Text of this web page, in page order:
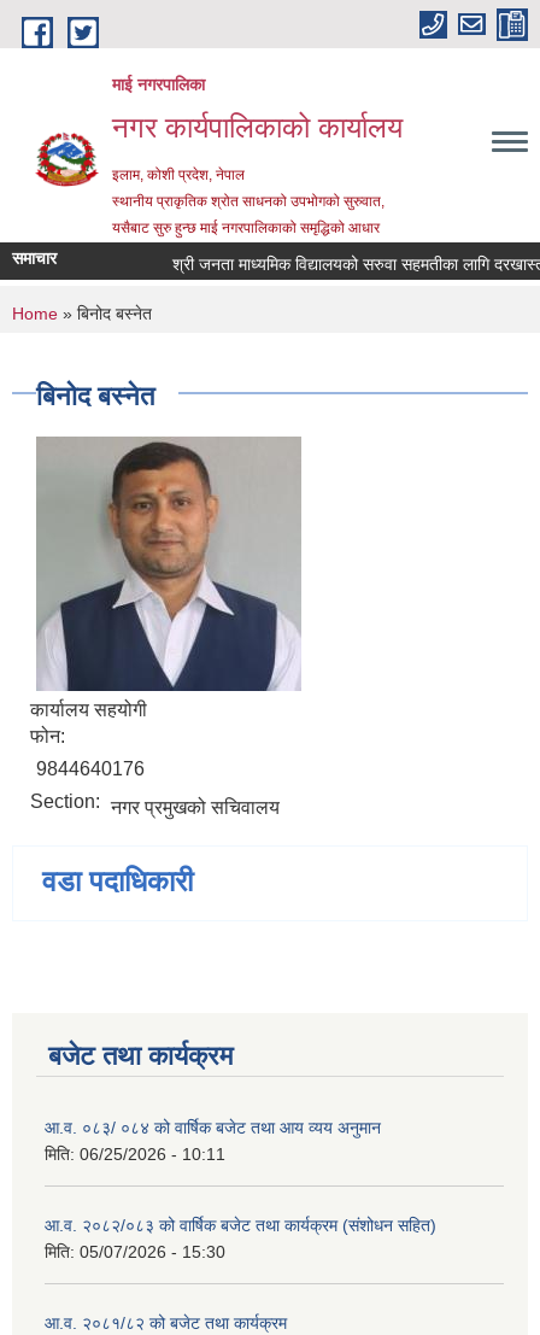
Skip to main content
माई नगरपालिका
नगर कार्यपालिकाको कार्यालय
इलाम, कोशी प्रदेश, नेपाल
स्थानीय प्राकृतिक श्रोत साधनको उपभोगको सुरुवात,
यसैबाट सुरु हुन्छ माई नगरपालिकाको समृद्धिको आधार
समाचार श्री जनता माध्यमिक विद्यालयको सरुवा सहमतीका लागि दरखास्त
You are here
Home » बिनोद बस्नेत
बिनोद बस्नेत
कार्यालय सहयोगी
फोन:
9844640176
Section: नगर प्रमुखको सचिवालय
वडा पदाधिकारी
बजेट तथा कार्यक्रम
आ.व. ०८३/ ०८४ को वार्षिक बजेट तथा आय व्यय अनुमान
मिति: 06/25/2026 - 10:11
आ.व. २०८२/०८३ को वार्षिक बजेट तथा कार्यक्रम (संशोधन सहित)
मिति: 05/07/2026 - 15:30
आ.व. २०८१/८२ को बजेट तथा कार्यक्रम